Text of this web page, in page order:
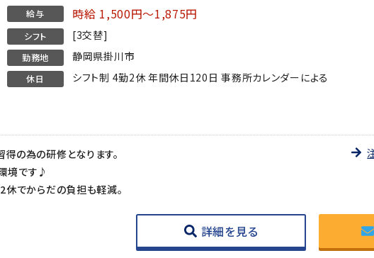
給与 時給 1,500円～1,875円
シフト [3交替]
勤務地 静岡県掛川市
休日 シフト制 4勤2休 年間休日120日 事務所カレンダーによる
の為の研修となります。
境です♪
でからだの負担も軽減。
詳細を見る